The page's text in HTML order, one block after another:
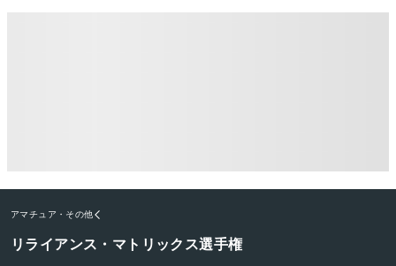
アマチュア・その他
リライアンス・マトリックス選手権